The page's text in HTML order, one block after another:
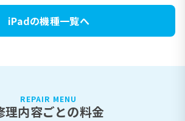
iPadの機種一覧へ
REPAIR MENU
理内容ごとの料金